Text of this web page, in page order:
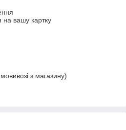
на вашу картку
з магазину)